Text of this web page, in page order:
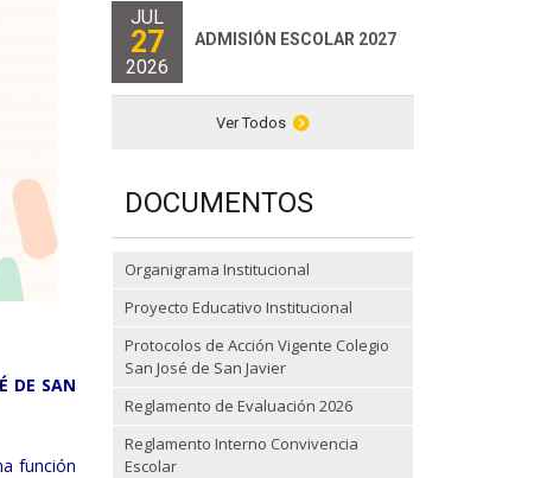
DE SAN
función
JUL
27
2026
ADMISIÓN ESCOLAR 2027
Ver Todos
DOCUMENTOS
Organigrama Institucional
Proyecto Educativo Institucional
Protocolos de Acción Vigente Colegio
San José de San Javier
Reglamento de Evaluación 2026
Reglamento Interno Convivencia
Escolar